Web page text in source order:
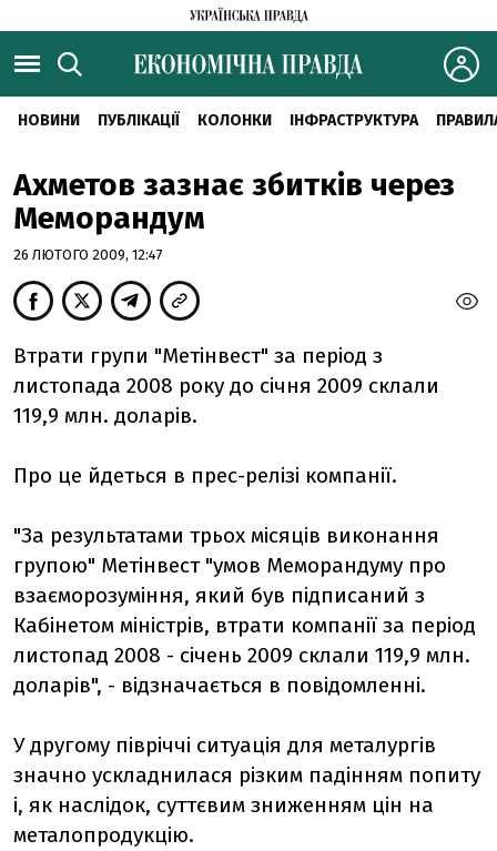
НОВИНИ ПУБЛІКАЦІЇ КОЛОНКИ ІНФРАСТРУКТУРА
Ахметов зазнає збитків через
Меморандум
26 ЛЮТОГО 2009, 12:47
Втрати групи "Метінвест" за період з
листопада 2008 року до січня 2009 склали
119,9 млн. доларів.
Про це йдеться в прес-релізі компанії.
"За результатами трьох місяців виконання
групою" Метінвест "умов Меморандуму про
взаєморозуміння, який був підписаний з
Кабінетом міністрів, втрати компанії за період
листопад 2008 - січень 2009 склали 119,9 млн.
доларів", - відзначається в повідомленні.
У другому півріччі ситуація для металургів
значно ускладнилася різким падінням попиту
і, як наслідок, суттєвим зниженням цін на
металопродукцію.